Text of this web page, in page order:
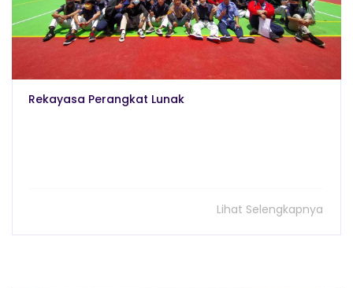
Rekayasa Perangkat Lunak
Lihat Selengkapnya